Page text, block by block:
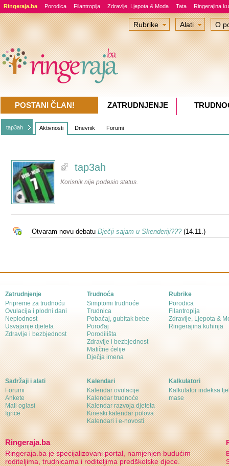
Ringeraja.ba Porodica Filantropija Zdravlje, Ljepota & Moda Tata Ringerajina
tap3ah Aktivnosti Dnevnik Forumi
tap3ah
Korisnik nije podesio status.
Otvaram novu debatu Dječji sajam u Skenderiji???(14.11.)
Rubrike Alati O
POSTANI ČLAN! ZATRUDNJENJE
Zatrudnjenje
Pripreme za trudnoću
Ovulacija i plodni dani
Neplodnost
Usvajanje djeteta
Zdravlje i bezbjednost
Trudnoća
Simptomi trudnoće
Trudnica
Pobačaj, gubitak bebe
Porođaj
Porodilišta
Zdravlje i bezbjednost
Matične ćelije
Dječja imena
Rubrike
Porodica
Filantropija
Zdravlje, Ljepota &
Ringerajina kuhinja
Sadržaji i alati
Forumi
Ankete
Mali oglasi
Igrice
Kalendari
Kalendar ovulacije
Kalendar trudnoće
Kalendar razvoja djeteta
Kineski kalendar polova
Kalendari i e-novosti
Kalkulatori
Kalkulator indeksa
mase
Ringeraja.ba
Ringeraja.ba je specijalizovani portal, namjenjen budućim
roditeljima, trudnicama i roditeljima predškolske djece.